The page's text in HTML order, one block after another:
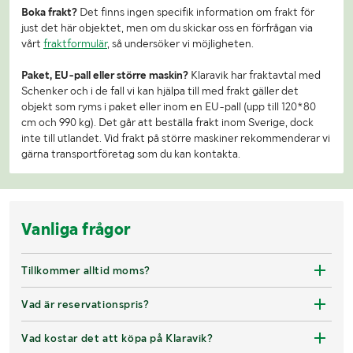
Boka frakt? Det finns ingen specifik information om frakt för
just det här objektet, men om du skickar oss en förfrågan via
vårt fraktformulär, så undersöker vi möjligheten.
Paket, EU-pall eller större maskin? Klaravik har fraktavtal med
Schenker och i de fall vi kan hjälpa till med frakt gäller det
objekt som ryms i paket eller inom en EU-pall (upp till 120*80
cm och 990 kg). Det går att beställa frakt inom Sverige, dock
inte till utlandet. Vid frakt på större maskiner rekommenderar vi
gärna transportföretag som du kan kontakta.
Vanliga frågor
Tillkommer alltid moms?
Vad är reservationspris?
Vad kostar det att köpa på Klaravik?